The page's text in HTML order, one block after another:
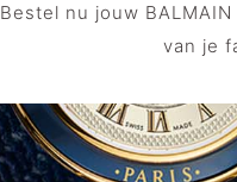
Bestel nu jouw
van je